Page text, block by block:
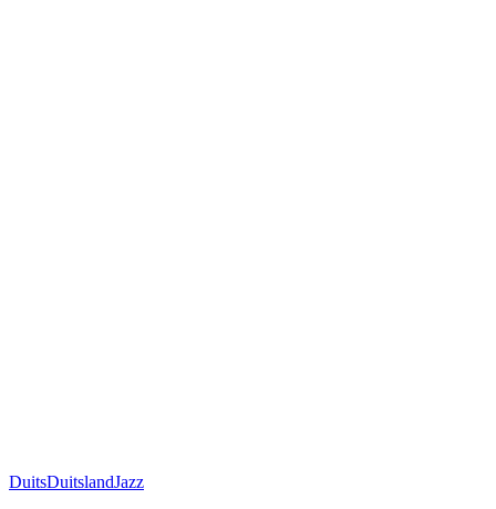
DuitsDuitslandJazz